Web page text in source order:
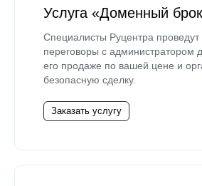
Услуга «Доменный
Специалисты Руцентра проведут
переговоры с администратором
его продаже по вашей цене и
безопасную сделку.
Заказать услугу